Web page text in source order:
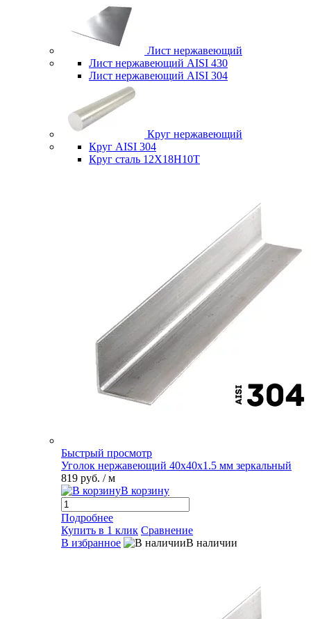
Лист нержавеющий
Лист нержавеющий AISI 430
Лист нержавеющий AISI 304
Круг нержавеющий
Круг AISI 304
Круг сталь 12Х18Н10Т
Быстрый просмотр
Уголок нержавеющий 40х40х1.5 мм зеркальный
819 руб. / м
В корзину
Подробнее
Купить в 1 клик Сравнение
В избранное
В наличии